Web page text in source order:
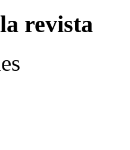
revista